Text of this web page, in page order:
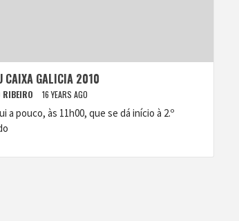
CAIXA GALICIA 2010
RIBEIRO 16 YEARS AGO
a pouco, às 11h00, que se dá início à 2.º